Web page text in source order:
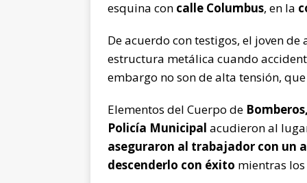
esquina con calle Columbus, en la
De acuerdo con testigos, el joven
estructura metálica cuando
embargo no son de alta tensión,
Elementos del Cuerpo de Bomberos,
Policía Municipal acudieron al
aseguraron al trabajador con un
descenderlo con éxito mientras